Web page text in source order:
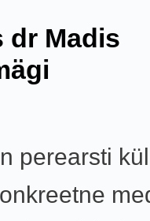
dr Madis
perearsti